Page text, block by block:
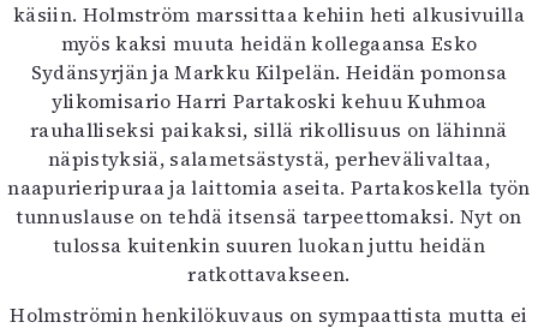
Info
Tilaus ja irtonumerot
Yhteistyössä
Toimitus
Mediatiedot
Kaltio ry
käsiin. Holmström marssittaa kehiin heti alkusivuilla
myös kaksi muuta heidän kollegaansa Esko
Sydänsyrjän ja Markku Kilpelän. Heidän pomonsa
ylikomisario Harri Partakoski kehuu Kuhmoa
rauhalliseksi paikaksi, sillä rikollisuus on lähinnä
näpistyksiä, salametsästystä, perhevälivaltaa,
naapurieripuraa ja laittomia aseita. Partakoskella työn
tunnuslause on tehdä itsensä tarpeettomaksi. Nyt on
tulossa kuitenkin suuren luokan juttu heidän
ratkottavakseen.
Holmströmin henkilökuvaus on sympaattista mutta ei